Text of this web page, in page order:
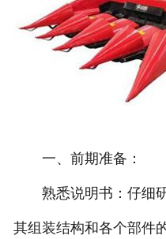
一、前期准备：
熟悉说明书：仔细研
其组装结构和各个部件